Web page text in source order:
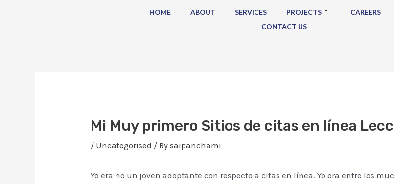
HOME ABOUT SERVICES PROJECTS CAREERS
CONTACT US
Mi Muy primero Sitios de citas en línea
/ Uncategorised / Bysaipanchami
Yo era no un joven adoptante con respecto a citas en línea. Yo era entre los